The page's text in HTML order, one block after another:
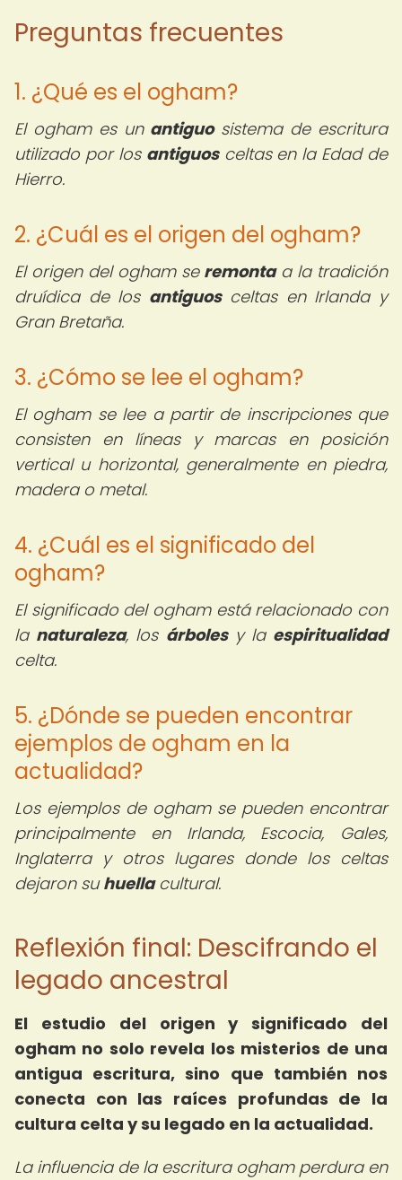
Preguntas frecuentes
1. ¿Qué es el ogham?
El ogham es un antiguosistema de escritura
utilizado por los antiguosceltas en la Edad de
Hierro.
2. ¿Cuál es el origen del ogham?
El origen del ogham se remontaa la tradición
druídica de los antiguosceltas en Irlanda y
Gran Bretaña.
3. ¿Cómo se lee el ogham?
El ogham se lee a partir de inscripciones que
consisten en líneas y marcas en posición
vertical u horizontal, generalmente en piedra,
madera o metal.
4. ¿Cuál es el significado del
ogham?
El significado del ogham está relacionado con
la naturaleza, los árbolesy la espiritualidad
celta.
5. ¿Dónde se pueden encontrar
ejemplos de ogham en la
actualidad?
Los ejemplos de ogham se pueden encontrar
principalmente en Irlanda, Escocia, Gales,
Inglaterra y otros lugares donde los celtas
dejaron suhuellacultural.
Reflexión final: Descifrando el
legado ancestral
El estudio del origen y significado del
ogham no solo revela los misterios de una
antigua escritura, sino que también nos
conecta con las raíces profundas de la
cultura celta y su legado en la actualidad.
La influencia de la escritura ogham perdura en